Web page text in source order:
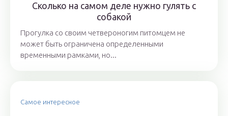
Сколько на самом деле нужно гулять с
собакой
Прогулка со своим четвероногим питомцем не
может быть ограничена определенными
временными рамками, но...
Самое интересное